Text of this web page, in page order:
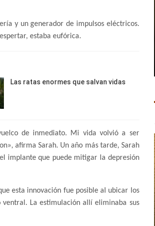
y un generador de impulsos eléctricos.
estaba eufórica.
Las ratas enormes que salvan vidas
de inmediato. Mi vida volvió a ser
afirma Sarah. Un año más tarde, Sarah
implante que puede mitigar la depresión
esta innovación fue posible al ubicar los
La estimulación allí eliminaba sus